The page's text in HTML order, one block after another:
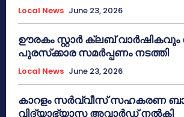
Local News June 23, 2026
ഊരകം സ്റ്റാർ ക്ലബ്
പുരസ്‌ക്കാര സമർപ്പണം നടത്തി
Local News June 23, 2026
കാറളം സർവ്വീസ് സഹകരണ
വിദ്യാഭ്യാസ അവാർഡ് നൽകി